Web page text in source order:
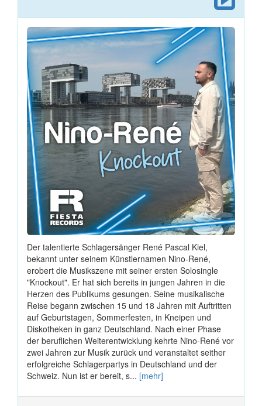
Der talentierte Schlagersänger René Pascal Kiel,
bekannt unter seinem Künstlernamen Nino-René,
erobert die Musikszene mit seiner ersten Solosingle
"Knockout". Er hat sich bereits in jungen Jahren in die
Herzen des Publikums gesungen. Seine musikalische
Reise begann zwischen 15 und 18 Jahren mit Auftritten
auf Geburtstagen, Sommerfesten, in Kneipen und
Diskotheken in ganz Deutschland. Nach einer Phase
der beruflichen Weiterentwicklung kehrte Nino-René vor
zwei Jahren zur Musik zurück und veranstaltet seither
erfolgreiche Schlagerpartys in Deutschland und der
Schweiz. Nun ist er bereit, s... [mehr]